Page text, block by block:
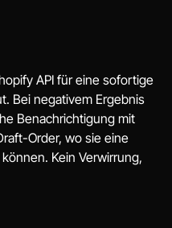
API für eine sofortige
Bei negativem Ergebnis
Benachrichtigung mit
Order, wo sie eine
Kein Verwirrung,